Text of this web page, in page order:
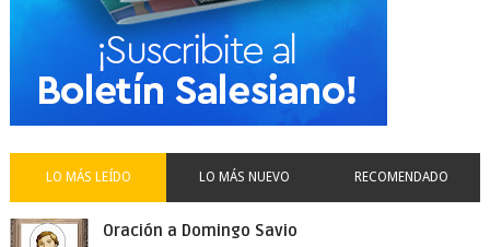
LO MÁS LEÍDO LO MÁS NUEVO RECOMENDADO
Oración a Domingo Savio